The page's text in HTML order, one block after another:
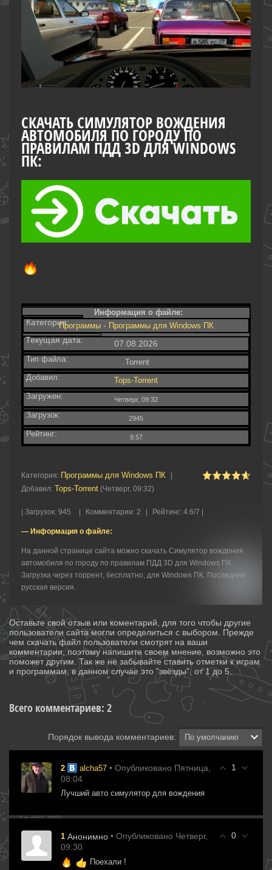
СКАЧАТЬ CИМУЛЯТОР ВОЖДЕНИЯ
АВТОМОБИЛЯ ПО ГОРОДУ ПО
ПРАВИЛАМ ПДД 3D ДЛЯ WINDOWS
ПК:
Информация о файле:
Категория:Программы- Программы для Windows ПК
Текущая дата: 07.08.2026
Тип файла:
.Torrent
Добавил:
Tops-Torrent
Загружен:
Четверг, 09:32
Загрузок: 2945
Рейтинг: 9.57
Категория: Программы для Windows ПК
Добавил: Tops-Torrent (Четверг, 09:32)
Загрузок: 945 Комментарии: 2 Рейтинг: 4.6/7 |
— Информация о файле:
На данной странице сайта можно скачать Cимулятор вождения
автомобиля по городу по правилам ПДД 3D для Windows ПК.
Загрузка через торрент, бесплатно, для Windows ПК. Последняя
русская версия.
Оставьте свой отзыв или коментарий, для того чтобы другие
пользователи сайта могли определиться с выбором. Прежде
чем скачать файл пользователи смотрят на ваши
комментарии, поэтому напишите своем мнение, возможно это
поможет другим. Так же не забывайте ставить отметки к играм
и программам, в данном случае это "звёзды", от 1 до 5.
Всего комментариев: 2
Порядок вывода комментариев:
1
2 alcha57 • Опубликовано Пятница,
08:04
Лучший авто симулятор для вождения
0
1 Анонимно • Опубликовано Четверг,
09:30
Поехали !